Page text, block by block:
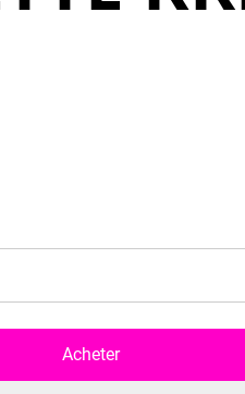
Acheter